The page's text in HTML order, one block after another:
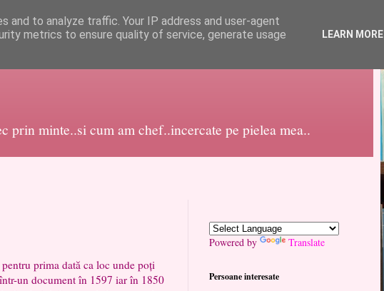
prin minte..si cum am chef..incercate pe pielea mea..
prima dată ca loc unde poți
un document în 1597 iar în 1850
Powered by Translate
Persoane interesate
to analyze traffic. Your IP address and user-agent
metrics to ensure quality of service, generate usage
LEARN MORE